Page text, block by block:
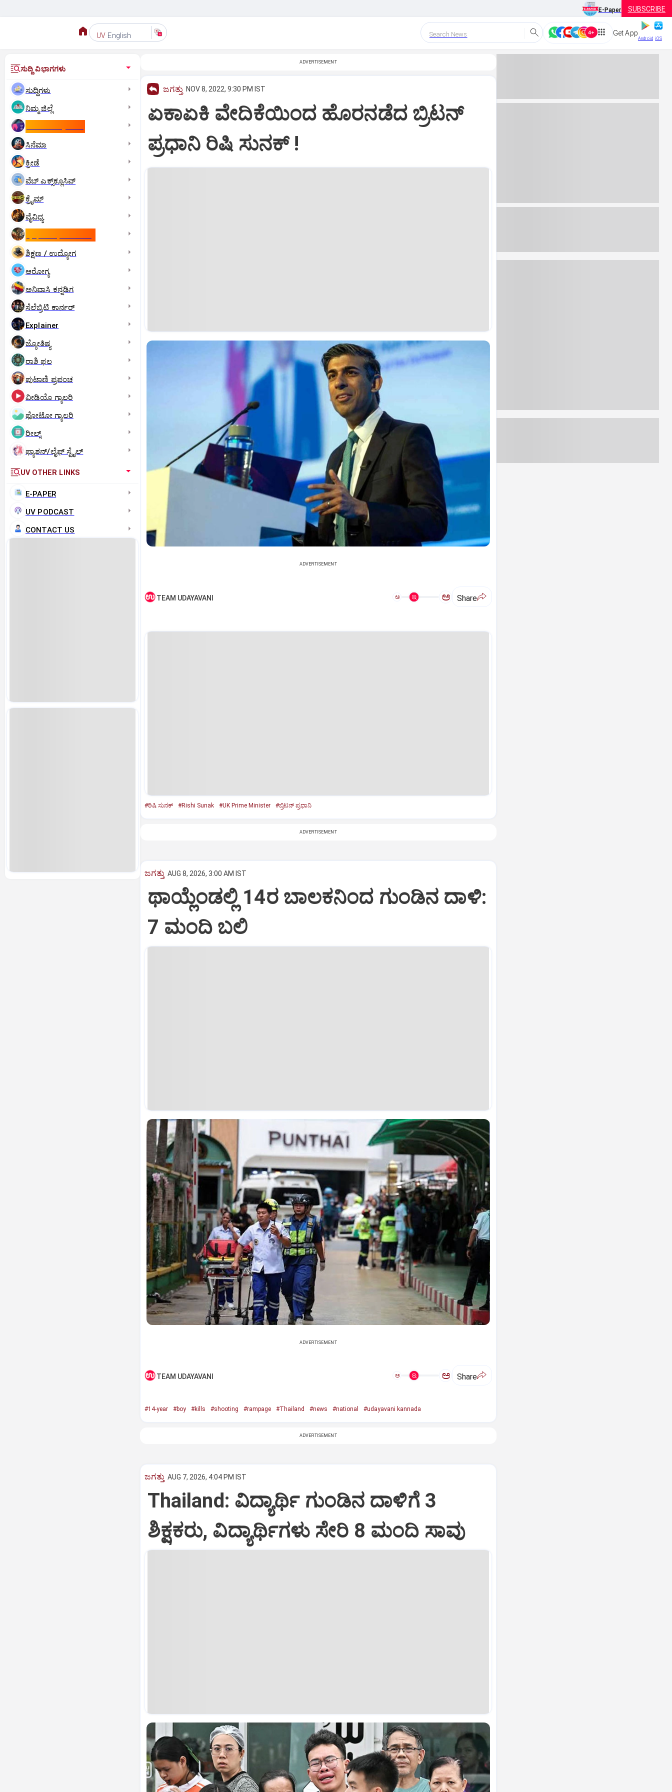
E-Paper SUBSCRIBE
UV English Search News Get App
Android iOS
ಸುದ್ದಿ ವಿಭಾಗಗಳು
ಸುದ್ದಿಗಳು
ನಿಮ್ಮ ಜಿಲ್ಲೆ
ಸಿನೆಮಾ
ಕ್ರೀಡೆ
ವೆಬ್ ಎಕ್ಸ್‌ಕ್ಲೂಸಿವ್
ಕ್ರೈಮ್
ವೈವಿಧ್ಯ
ಶಿಕ್ಷಣ / ಉದ್ಯೋಗ
ಆರೋಗ್ಯ
ಅನಿವಾಸಿ ಕನ್ನಡಿಗ
ಸೆಲೆಬ್ರಿಟಿ ಕಾರ್ನರ್‌
Explainer
ಜ್ಯೋತಿಷ್ಯ
ರಾಶಿ ಫಲ
ಪುಟಾಣಿ ಪ್ರಪಂಚ
ವೀಡಿಯೊ ಗ್ಯಾಲರಿ
ಫೋಟೋ ಗ್ಯಾಲರಿ
ರೀಲ್ಸ್
ಫ್ಯಾಶನ್/ಲೈಫ್‌ ಸ್ಟೈಲ್
UV OTHER LINKS
E-PAPER
UV PODCAST
CONTACT US
ADVERTISEMENT
ಜಗತ್ತು NOV 8, 2022, 9:30 PM IST
ಏಕಾಏಕಿ ವೇದಿಕೆಯಿಂದ ಹೊರನಡೆದ ಬ್ರಿಟನ್‌
ಪ್ರಧಾನಿ ರಿಷಿ ಸುನಕ್‌ !
ADVERTISEMENT
TEAM UDAYAVANI ಅ ಅ Share
#ರಿಷಿ ಸುನಕ್‌ #Rishi Sunak #UK Prime Minister #ಬ್ರಿಟನ್‌ ಪ್ರಧಾನಿ
ADVERTISEMENT
ಜಗತ್ತು AUG 8, 2026, 3:00 AM IST
ಥಾಯ್ಲೆಂಡಲ್ಲಿ 14ರ ಬಾಲಕನಿಂದ ಗುಂಡಿನ ದಾಳಿ:
7 ಮಂದಿ ಬಲಿ
ADVERTISEMENT
TEAM UDAYAVANI ಅ ಅ Share
#14-year #boy #kills #shooting #rampage #Thailand #news #national #udayavani kannada
ADVERTISEMENT
ಜಗತ್ತು AUG 7, 2026, 4:04 PM IST
Thailand: ವಿದ್ಯಾರ್ಥಿ ಗುಂಡಿನ ದಾಳಿಗೆ 3
ಶಿಕ್ಷಕರು, ವಿದ್ಯಾರ್ಥಿಗಳು ಸೇರಿ 8 ಮಂದಿ ಸಾವು